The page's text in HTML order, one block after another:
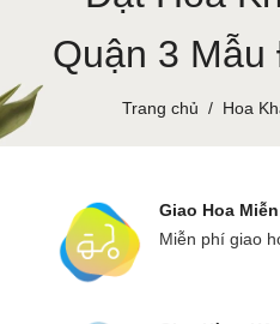
Quận 3
Trang chủ Hoa
Giao Hoa
Miễn phí giao